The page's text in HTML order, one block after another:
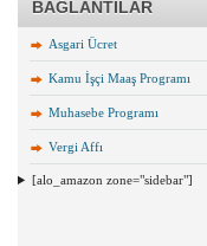
BAĞLANTILAR
Asgari Ücret
Kamu İşçi Maaş Programı
Muhasebe Programı
Vergi Affı
[alo_amazon zone="sidebar"]